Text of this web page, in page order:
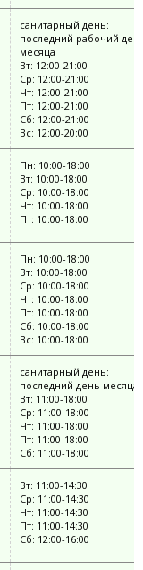
санитарный день:
последний рабочий
месяца
Вт: 12:00-21:00
Ср: 12:00-21:00
Чт: 12:00-21:00
Пт: 12:00-21:00
Сб: 12:00-21:00
Вс: 12:00-20:00
Пн: 10:00-18:00
Вт: 10:00-18:00
Ср: 10:00-18:00
Чт: 10:00-18:00
Пт: 10:00-18:00
Пн: 10:00-18:00
Вт: 10:00-18:00
Ср: 10:00-18:00
Чт: 10:00-18:00
Пт: 10:00-18:00
Сб: 10:00-18:00
Вс: 10:00-18:00
санитарный день:
последний день месяца
Вт: 11:00-18:00
Ср: 11:00-18:00
Чт: 11:00-18:00
Пт: 11:00-18:00
Сб: 11:00-18:00
Вт: 11:00-14:30
Ср: 11:00-14:30
Чт: 11:00-14:30
Пт: 11:00-14:30
Сб: 12:00-16:00